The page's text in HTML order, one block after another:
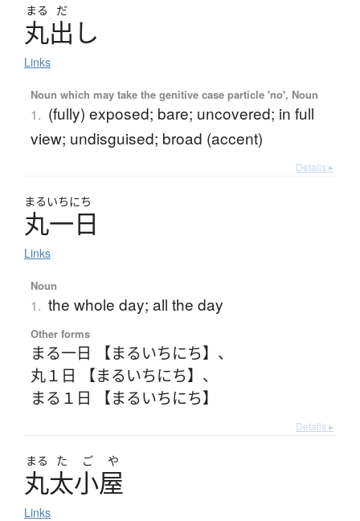
まる だ
丸出 し
Links
Noun which may take the genitive case particle 'no', Noun
1. (fully) exposed; bare; uncovered; in full
view; undisguised; broad (accent)
Details ▸
まるいちにち
丸一日
Links
Noun
1. the whole day; all the day
Other forms
まる一日 【まるいちにち】 、
丸１日 【まるいちにち】 、
まる１日 【まるいちにち】
Details ▸
まる た ご や
丸太小屋
Links